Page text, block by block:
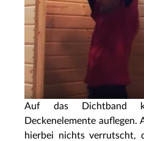
Auf das Dichtband
Deckenelemente auflegen.
hierbei nichts verrutscht,